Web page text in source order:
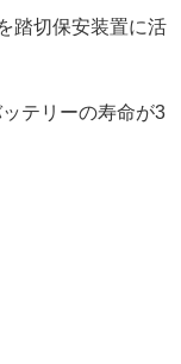
踏切保安装置に活
テリーの寿命が3